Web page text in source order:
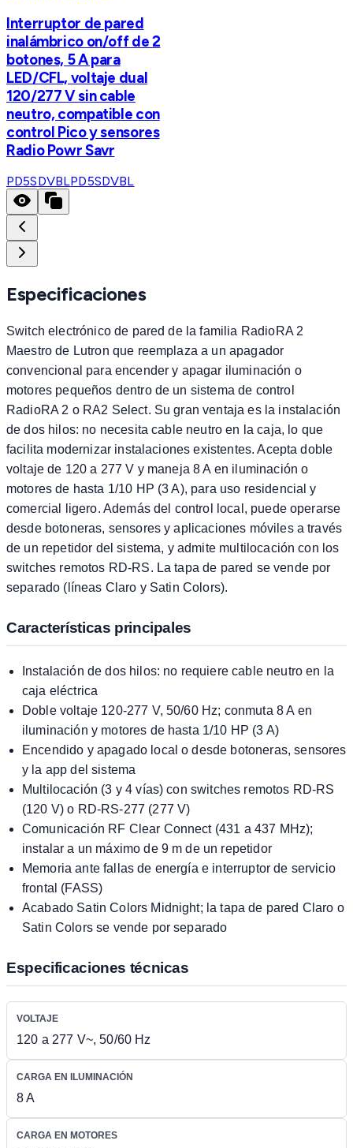
Interruptor de pared
inalámbrico on/off de 2
botones, 5 A para
LED/CFL, voltaje dual
120/277 V sin cable
neutro, compatible con
control Pico y sensores
Radio Powr Savr
PD5SDVBLPD5SDVBL
Especificaciones
Switch electrónico de pared de la familia RadioRA 2
Maestro de Lutron que reemplaza a un apagador
convencional para encender y apagar iluminación o
motores pequeños dentro de un sistema de control
RadioRA 2 o RA2 Select. Su gran ventaja es la instalación
de dos hilos: no necesita cable neutro en la caja, lo que
facilita modernizar instalaciones existentes. Acepta doble
voltaje de 120 a 277 V y maneja 8 A en iluminación o
motores de hasta 1/10 HP (3 A), para uso residencial y
comercial ligero. Además del control local, puede operarse
desde botoneras, sensores y aplicaciones móviles a través
de un repetidor del sistema, y admite multilocación con los
switches remotos RD-RS. La tapa de pared se vende por
separado (líneas Claro y Satin Colors).
Características principales
Instalación de dos hilos: no requiere cable neutro en la
caja eléctrica
Doble voltaje 120-277 V, 50/60 Hz; conmuta 8 A en
iluminación y motores de hasta 1/10 HP (3 A)
Encendido y apagado local o desde botoneras, sensores
y la app del sistema
Multilocación (3 y 4 vías) con switches remotos RD-RS
(120 V) o RD-RS-277 (277 V)
Comunicación RF Clear Connect (431 a 437 MHz);
instalar a un máximo de 9 m de un repetidor
Memoria ante fallas de energía e interruptor de servicio
frontal (FASS)
Acabado Satin Colors Midnight; la tapa de pared Claro o
Satin Colors se vende por separado
Especificaciones técnicas
VOLTAJE
120 a 277 V~, 50/60 Hz
CARGA EN ILUMINACIÓN
8 A
CARGA EN MOTORES